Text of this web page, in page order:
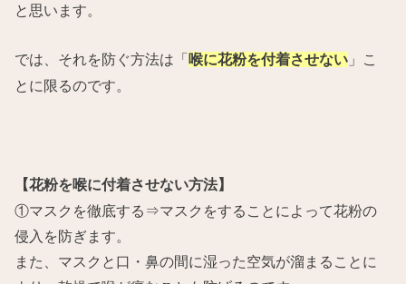
と思います。
では、それを防ぐ方法は「喉に花粉を付着させない 」こ
とに限るのです。
【花粉を喉に付着させない方法】
①マスクを徹底する⇒マスクをすることによって花粉の
侵入を防ぎます。
また、マスクと口・鼻の間に湿った空気が溜まることに